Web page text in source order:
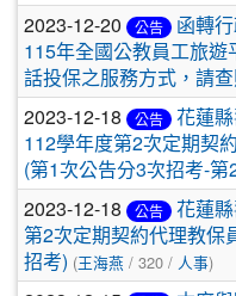
2023-12-20 公告
函轉
115年全國公教員工旅
話投保之服務方式，請查
2023-12-18 公告
花蓮
112學年度第2次定期契
(第1次公告分3次招考-第
2023-12-18 公告
花蓮
第2次定期契約代理教保
招考) (王海燕 / 320 / 人事)